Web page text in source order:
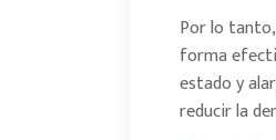
Por lo
forma
estado y
reducir la